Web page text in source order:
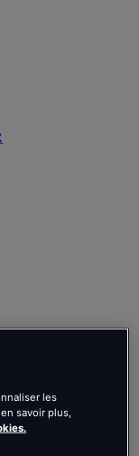
les
savoir plus,